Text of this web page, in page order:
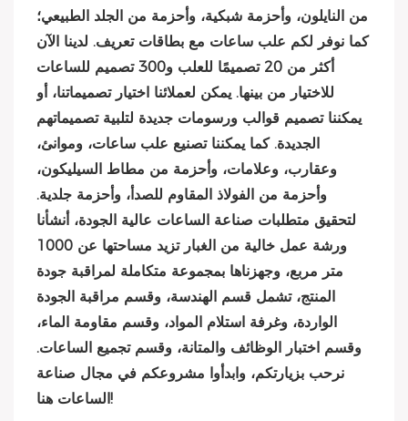
من النايلون، وأحزمة شبكية، وأحزمة من الجلد الطبيعي؛
كما نوفر لكم علب ساعات مع بطاقات تعريف. لدينا الآن
أكثر من 20 تصميمًا للعلب و300 تصميم للساعات
للاختيار من بينها. يمكن لعملائنا اختيار تصميماتنا، أو
يمكننا تصميم قوالب ورسومات جديدة لتلبية تصميماتهم
الجديدة. كما يمكننا تصنيع علب ساعات، وموانئ،
وعقارب، وعلامات، وأحزمة من مطاط السيليكون،
وأحزمة من الفولاذ المقاوم للصدأ، وأحزمة جلدية.
لتحقيق متطلبات صناعة الساعات عالية الجودة، أنشأنا
ورشة عمل خالية من الغبار تزيد مساحتها عن 1000
متر مربع، وجهزناها بمجموعة متكاملة لمراقبة جودة
المنتج، تشمل قسم الهندسة، وقسم مراقبة الجودة
الواردة، وغرفة استلام المواد، وقسم مقاومة الماء،
وقسم اختبار الوظائف والمتانة، وقسم تجميع الساعات.
نرحب بزيارتكم، وابدأوا مشروعكم في مجال صناعة
الساعات هنا!